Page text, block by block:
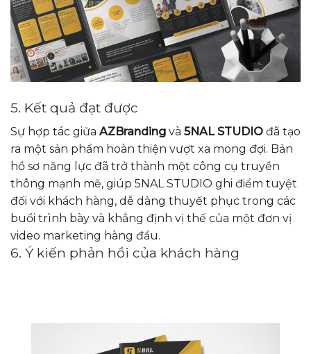
5. Kết quả đạt được
Sự hợp tác giữa AZBranding và 5NAL STUDIO đã tạo
ra một sản phẩm hoàn thiện vượt xa mong đợi. Bản
hồ sơ năng lực đã trở thành một công cụ truyền
thông mạnh mẽ, giúp 5NAL STUDIO ghi điểm tuyệt
đối với khách hàng, dễ dàng thuyết phục trong các
buổi trình bày và khẳng định vị thế của một đơn vị
video marketing hàng đầu.
6. Ý kiến phản hồi của khách hàng